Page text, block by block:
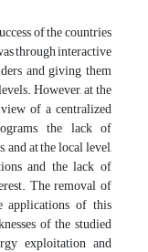
of the countries
through interactive
and giving them
However, at the
of a centralized
the lack of
and at the local level,
and the lack of
The removal of
applications of this
of the studied
exploitation and